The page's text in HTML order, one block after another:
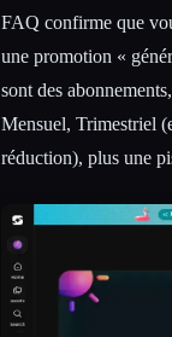
FAQ confirme que
une promotion «
sont des
Mensuel, Trimestriel
réduction), plus une